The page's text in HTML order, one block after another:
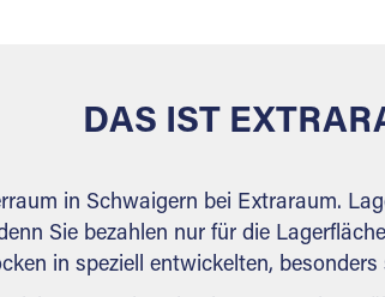
weiteren Fragen, die Sie
DAS IST
in Schwaigern bei Extraraum.
Sie bezahlen nur für die
in speziell entwickelten,